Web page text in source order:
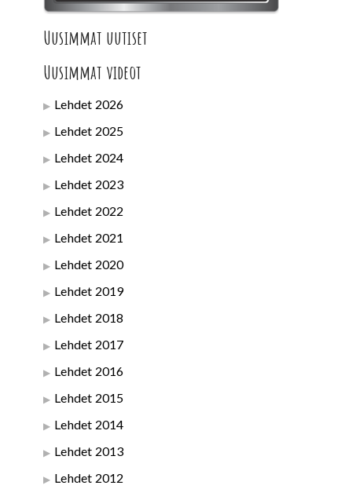
Uusimmat uutiset
Uusimmat videot
Lehdet 2026
Lehdet 2025
Lehdet 2024
Lehdet 2023
Lehdet 2022
Lehdet 2021
Lehdet 2020
Lehdet 2019
Lehdet 2018
Lehdet 2017
Lehdet 2016
Lehdet 2015
Lehdet 2014
Lehdet 2013
Lehdet 2012